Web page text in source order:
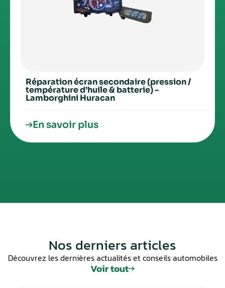
Réparation écran secondaire (pression /
température d’huile & batterie) –
Lamborghini Huracan
En savoir plus
Nos derniers articles
Découvrez les dernières actualités et conseils automobiles
Voir tout